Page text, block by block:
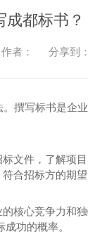
成都标书？
者： 分享到：
撰写标书是企
文件，了解项
合招标方的期望
核心竞争力和
功的概率。